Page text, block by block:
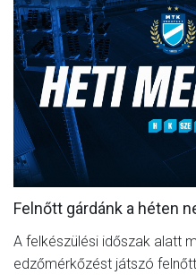
Felnőtt gárdánk a héten
A felkészülési időszak alatt
edzőmérkőzést játszó